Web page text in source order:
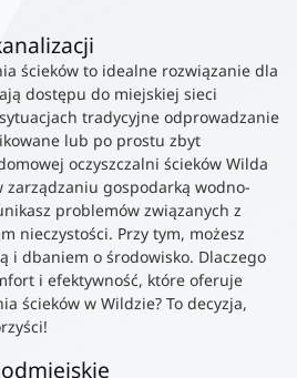
ścieków to idealne rozwiązanie dla
dostępu do miejskiej sieci
tradycyjne odprowadzanie
lub po prostu zbyt
oczyszczalni ścieków Wilda
zarządzaniu gospodarką wodno-
problemów związanych z
nieczystości. Przy tym, możesz
i dbaniem o środowisko. Dlaczego
i efektywność, które oferuje
ścieków w Wildzie? To decyzja,